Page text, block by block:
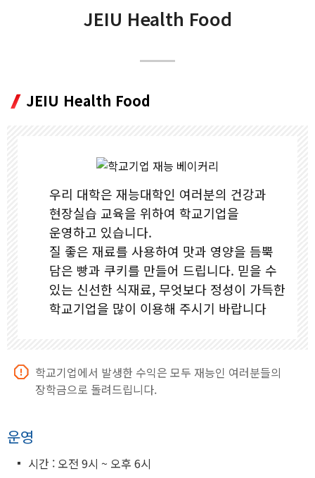
자율· 창의아고라
스터디룸
체육관
생활관
JEIU Health Food
JEIU Health Food
우리 대학은 재능대학인 여러분의 건강과
현장실습 교육을 위하여 학교기업을
운영하고 있습니다.
질 좋은 재료를 사용하여 맛과 영양을 듬뿍
담은 빵과 쿠키를 만들어 드립니다. 믿을 수
있는 신선한 식재료, 무엇보다 정성이 가득한
학교기업을 많이 이용해 주시기 바랍니다
학교기업에서 발생한 수익은 모두 재능인 여러분들의
장학금으로 돌려드립니다.
운영
시간 : 오전 9시 ~ 오후 6시